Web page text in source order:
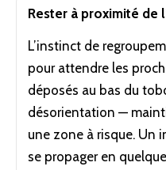
Rester à proximité de
L’instinct de
pour attendre les
déposés au bas du
désorientation —
une zone à risque. Un
se propager en